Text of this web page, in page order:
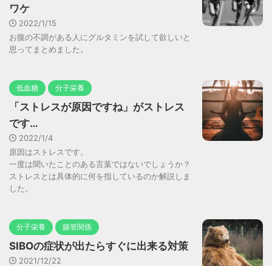
ワケ
2022/1/15
お腹の不調がある人にグルタミンを試して欲しいと
思ってまとめました。
低血糖 分子栄養
「ストレスが原因ですね」がストレス
です…
2022/1/4
原因はストレスです。
一度は聞いたことのある言葉ではないでしょうか？
ストレスとは具体的に何を指しているのか解説しま
した。
分子栄養 腸管関係
SIBOの症状が出たらすぐに出来る対策
2021/12/22